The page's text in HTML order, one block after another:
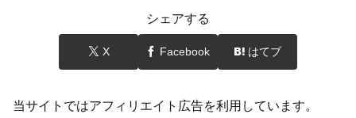
シェアする
X Facebook はてブ
当サイトではアフィリエイト広告を利用しています。